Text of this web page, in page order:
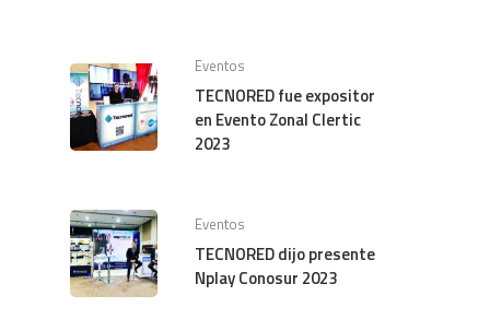
Eventos
TECNORED fue expositor
en Evento Zonal Clertic
2023
Eventos
TECNORED dijo presente
Nplay Conosur 2023